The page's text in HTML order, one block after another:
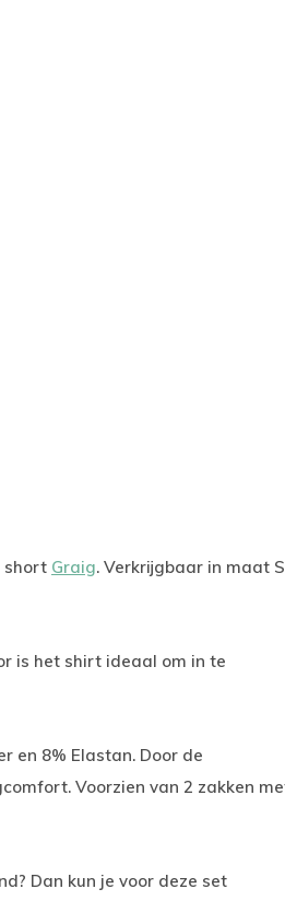
short Graig. Verkrijgbaar in maat S
is het shirt ideaal om in te
en 8% Elastan. Door de
Voorzien van 2 zakken
Dan kun je voor deze set